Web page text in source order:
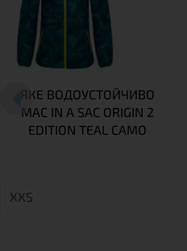
ЯКЕ ВОДОУСТОЙЧИВО
MAC IN A SAC ORIGIN 2
EDITION TEAL CAMO
XXS